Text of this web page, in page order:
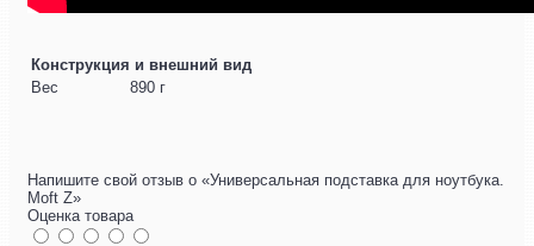
Конструкция и внешний вид
Вес
890 г
Напишите свой отзыв о «Универсальная подставка для ноутбука.
Moft Z»
Оценка товара